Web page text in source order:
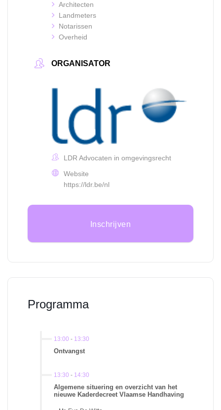
Architecten
Landmeters
Notarissen
Overheid
ORGANISATOR
LDR Advocaten in omgevingsrecht
Website
https://ldr.be/nl
Inschrijven
Programma
13:00 - 13:30
Ontvangst
13:30 - 14:30
Algemene situering en overzicht van het
nieuwe Kaderdecreet Vlaamse Handhaving